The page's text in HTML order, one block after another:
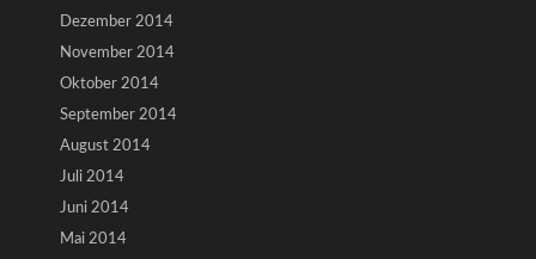
Dezember 2014
November 2014
Oktober 2014
September 2014
August 2014
Juli 2014
Juni 2014
Mai 2014